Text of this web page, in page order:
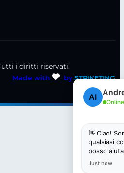
i diritti riservati.
Made with
by STRIKETING